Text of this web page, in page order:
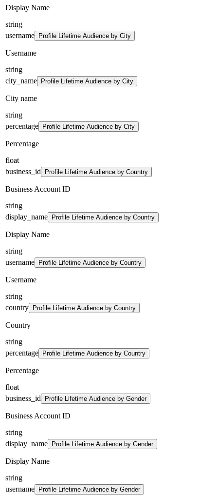
Display Name
string
username
Profile Lifetime Audience by City
Username
string
city_name
Profile Lifetime Audience by City
City name
string
percentage
Profile Lifetime Audience by City
Percentage
float
business_id
Profile Lifetime Audience by Country
Business Account ID
string
display_name
Profile Lifetime Audience by Country
Display Name
string
username
Profile Lifetime Audience by Country
Username
string
country
Profile Lifetime Audience by Country
Country
string
percentage
Profile Lifetime Audience by Country
Percentage
float
business_id
Profile Lifetime Audience by Gender
Business Account ID
string
display_name
Profile Lifetime Audience by Gender
Display Name
string
username
Profile Lifetime Audience by Gender